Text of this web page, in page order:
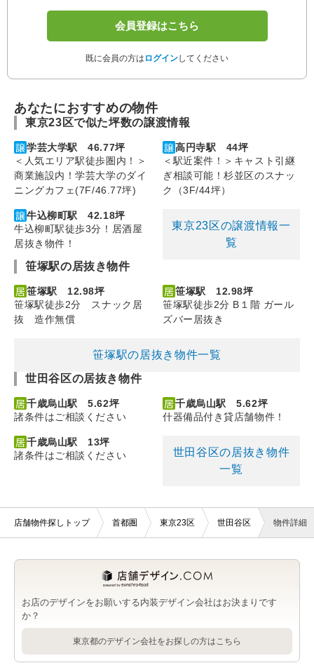
会員登録はこちら
既に会員の方は ログインしてください
あなたにおすすめの物件
東京23区で似た坪数の譲渡情報
学芸大学駅 46.77坪
＜人気エリア駅徒歩圏内！＞
商業施設内！学芸大学のダイ
ニングカフェ(7F/46.77坪)
高円寺駅 44坪
＜駅近案件！＞キャスト引継
ぎ相談可能！杉並区のスナッ
ク（3F/44坪）
牛込柳町駅 42.18坪
牛込柳町駅徒歩3分！居酒屋
居抜き物件！
東京23区の譲渡情報一
覧
笹塚駅の居抜き物件
笹塚駅 12.98坪
笹塚駅徒歩2分 スナック居
抜 造作無償
笹塚駅 12.98坪
笹塚駅徒歩2分 B１階 ガール
ズバー居抜き
笹塚駅の居抜き物件一覧
世田谷区の居抜き物件
千歳烏山駅 5.62坪
諸条件はご相談ください
千歳烏山駅 5.62坪
什器備品付き貸店舗物件！
千歳烏山駅 13坪
諸条件はご相談ください
世田谷区の居抜き物件
一覧
店舗物件探しトップ 首都圏 東京23区 世田谷区 物件詳細
お店のデザインをお願いする内装デザイン会社はお決まりです
か？
東京都のデザイン会社をお探しの方はこちら